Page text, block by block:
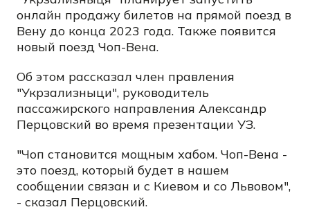
онлайн продажу билетов на прямой поезд в
Вену до конца 2023 года. Также появится
новый поезд Чоп-Вена.
Об этом рассказал член правления
"Укрзализныци", руководитель
пассажирского направления Александр
Перцовский во время презентации УЗ.
"Чоп становится мощным хабом. Чоп-Вена -
это поезд, который будет в нашем
сообщении связан и с Киевом и со Львовом",
- сказал Перцовский.